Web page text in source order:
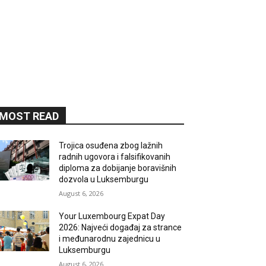
READ
Trojica osuđena zbog lažnih
radnih ugovora i falsifikovanih
diploma za dobijanje boravišnih
dozvola u Luksemburgu
August 6, 2026
Your Luxembourg Expat Day
2026: Najveći događaj za strance
i međunarodnu zajednicu u
Luksemburgu
August 6, 2026